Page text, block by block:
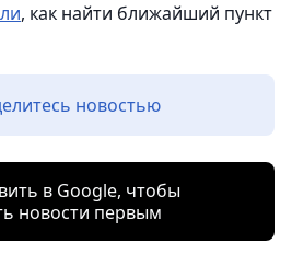
, как найти ближайший пункт
новостью
в Google, чтобы
новости первым